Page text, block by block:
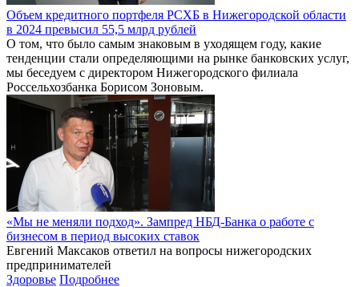
Объем кредитного портфеля РСХБ в Нижегородской области
в 2024 превысил 55,5 млрд рублей
О том, что было самым знаковым в уходящем году, какие
тенденции стали определяющими на рынке банковских услуг,
мы беседуем с директором Нижегородского филиала
Россельхозбанка Борисом Зоновым.
«Мы не меняли подход». Зампред НБД-Банка о работе с
бизнесом в период высоких ставок
Евгений Максаков ответил на вопросы нижегородских
предпринимателей
Здоровье Подробнее